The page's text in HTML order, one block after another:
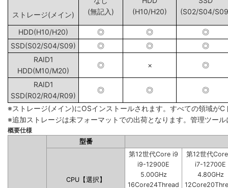
ストレージ(メイン)
(無記入)
(H10/H20)
(S02/S04/
HDD(H10/H20) ◎ ◎
◎
SSD(S02/S04/S09)
◎ ◎
◎
RAID1
HDD(M10/M20)
◎ × ◎
RAID1
SSD(R02/R04/R09)
◎ ◎ ◎
※ストレージ(メイン)にOSインストールされます。すべての領域がC
※追加ストレージは未フォーマットでの出荷となります。管理ツー
概要仕様
型番
CPU【選択】
第12世代Core i9
i9-12900E
5.00GHz
16Core24Thread
第12世代
i7-12700E
4.80GHz